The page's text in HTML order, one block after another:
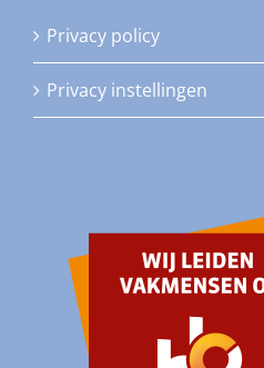
Privacy policy
Privacy instellingen